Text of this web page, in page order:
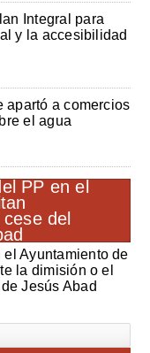
Integral para
y la accesibilidad
apartó a comercios
el agua
Ayuntamiento de
la dimisión o el
Jesús Abad